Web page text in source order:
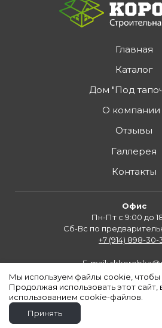
Главная
Каталог
Дом "Под
О компании
Отзывы
Галлерея
Контакты
Офис
Пн-Пт с 9:00 до
Cб-Вс по
+7 (914) 898-30-
E-mail:
ООО "КСПП", инн
© 2018 СК Коробка - современное
Политика
Мы используем файлы cookie, чтобы
Продолжая использовать этот сайт,
использованием cookie-файлов.
Принять